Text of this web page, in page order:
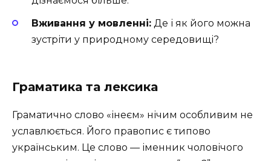
Вживання у мовленні: Де і як його можна
зустріти у природному середовищі?
Граматика та лексика
Граматично слово «інеєм» нічим особливим не
уславлюється. Його правопис є типово
українським. Це слово — іменник чоловічого